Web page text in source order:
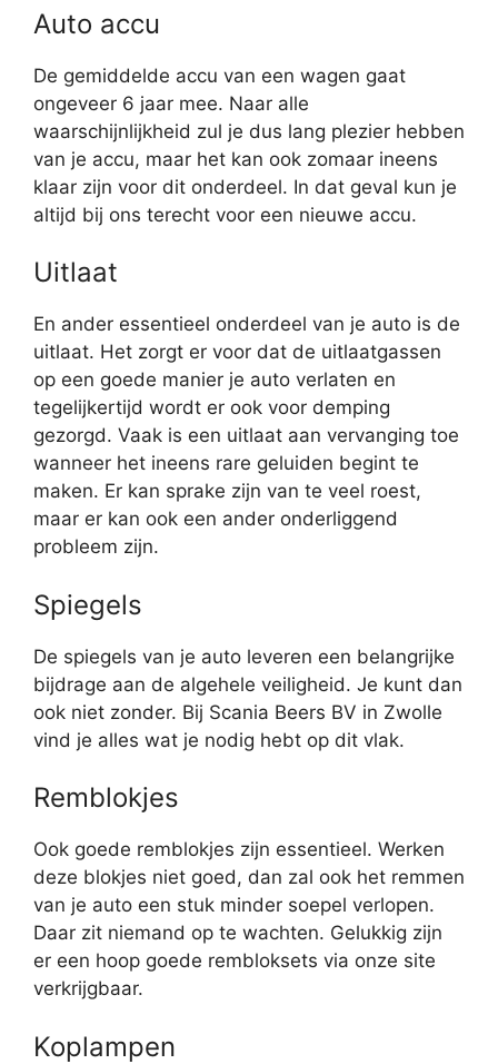
Auto accu
De gemiddelde accu van een wagen gaat
ongeveer 6 jaar mee. Naar alle
waarschijnlijkheid zul je dus lang plezier hebben
van je accu, maar het kan ook zomaar ineens
klaar zijn voor dit onderdeel. In dat geval kun je
altijd bij ons terecht voor een nieuwe accu.
Uitlaat
En ander essentieel onderdeel van je auto is de
uitlaat. Het zorgt er voor dat de uitlaatgassen
op een goede manier je auto verlaten en
tegelijkertijd wordt er ook voor demping
gezorgd. Vaak is een uitlaat aan vervanging toe
wanneer het ineens rare geluiden begint te
maken. Er kan sprake zijn van te veel roest,
maar er kan ook een ander onderliggend
probleem zijn.
Spiegels
De spiegels van je auto leveren een belangrijke
bijdrage aan de algehele veiligheid. Je kunt dan
ook niet zonder. Bij Scania Beers BV in Zwolle
vind je alles wat je nodig hebt op dit vlak.
Remblokjes
Ook goede remblokjes zijn essentieel. Werken
deze blokjes niet goed, dan zal ook het remmen
van je auto een stuk minder soepel verlopen.
Daar zit niemand op te wachten. Gelukkig zijn
er een hoop goede rembloksets via onze site
verkrijgbaar.
Koplampen